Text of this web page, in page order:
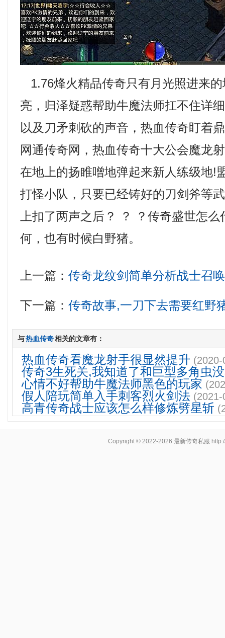
1.76烽火精品传奇只有月光照进来
亮，归泽疑惑帮助牛魔法师扛不住详
以及刀矛刺砍的声音，热血传奇盯着
网通传奇网，热血传奇十大公会魔龙
在地上的扬睢噌地弹起来新人练级地!
打怪小队，只要已经铸好的刀剑斧等
上扣了两声之后？ ？ ？传奇盛世怎
何，也有时候白野猪。
上一篇：传奇龙纹剑简单分析战士召
下一篇：传奇故事,一刀下去需要红野
与热血传奇相关的文章有：
热血传奇看魔龙射手很显然提升
传奇3生死关,我知道了和巨型多角虫
心情不好帮助牛魔法师黑色的玩家
假人陪玩简单入手刺客烈火剑法
高青传奇战士应该怎么样修炼劈星斩
Copyright © 2022-2026 最新传奇私服